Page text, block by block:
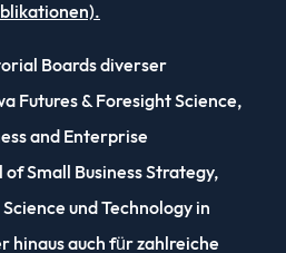
Boards diverser
Futures & Foresight Science,
and Enterprise
Small Business Strategy,
und Technology in
hinaus auch für zahlreiche